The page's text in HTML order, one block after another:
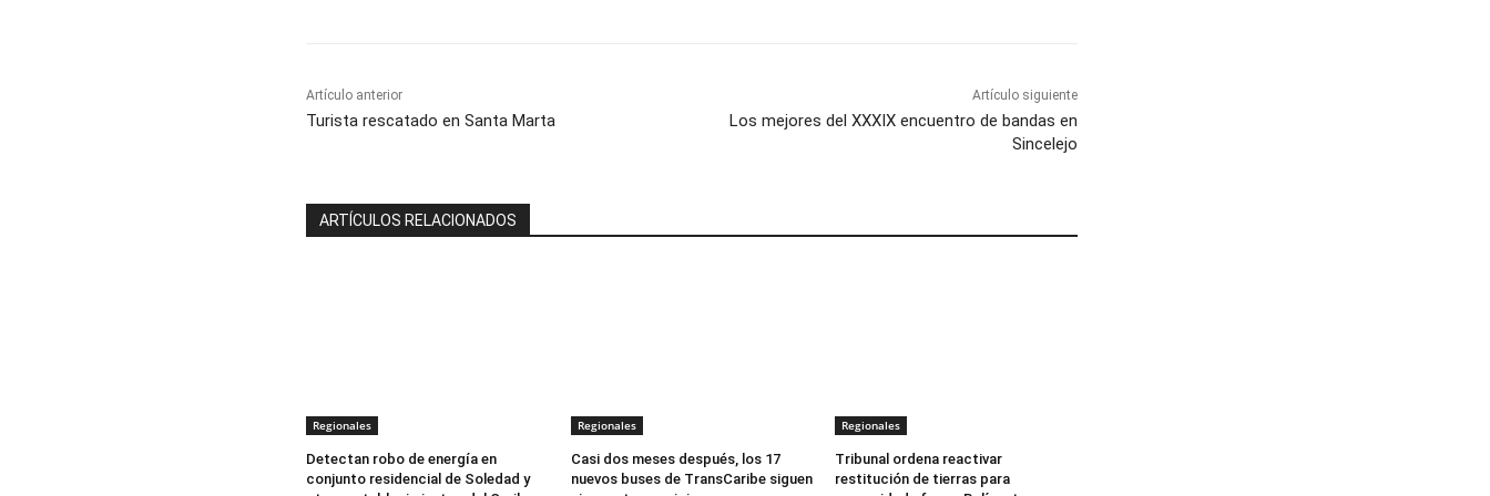
Artículo anterior
Turista rescatado en Santa Marta
Artículo siguiente
Los mejores del XXXIX encuentro de bandas en
Sincelejo
ARTÍCULOS RELACIONADOS
Regionales
Detectan robo de energía en
conjunto residencial de Soledad y
Regionales
Casi dos meses después, los 17
nuevos buses de TransCaribe siguen
Regionales
Tribunal ordena reactivar
restitución de tierras para